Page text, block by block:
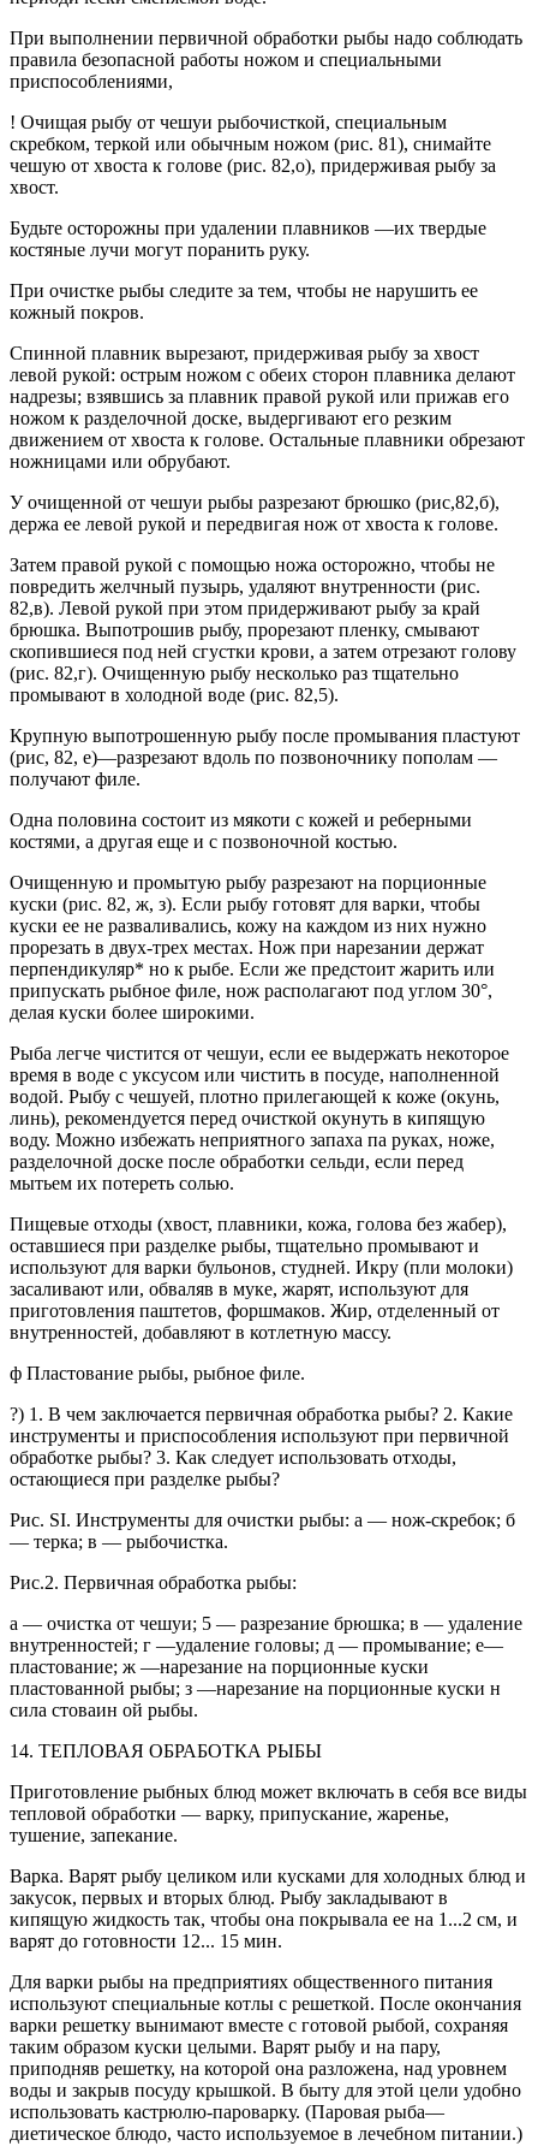
При выполнении первичной обработки рыбы надо соблюдать
правила безопасной работы ножом и специальными
приспособлениями,
! Очищая рыбу от чешуи рыбочисткой, специальным
скребком, теркой или обычным ножом (рис. 81), снимайте
чешую от хвоста к голове (рис. 82,о), придерживая рыбу за
хвост.
Будьте осторожны при удалении плавников —их твердые
костяные лучи могут поранить руку.
При очистке рыбы следите за тем, чтобы не нарушить ее
кожный покров.
Спинной плавник вырезают, придерживая рыбу за хвост
левой рукой: острым ножом с обеих сторон плавника делают
надрезы; взявшись за плавник правой рукой или прижав его
ножом к разделочной доске, выдергивают его резким
движением от хвоста к голове. Остальные плавники обрезают
ножницами или обрубают.
У очищенной от чешуи рыбы разрезают брюшко (рис,82,б),
держа ее левой рукой и передвигая нож от хвоста к голове.
Затем правой рукой с помощью ножа осторожно, чтобы не
повредить желчный пузырь, удаляют внутренности (рис.
82,в). Левой рукой при этом придерживают рыбу за край
брюшка. Выпотрошив рыбу, прорезают пленку, смывают
скопившиеся под ней сгустки крови, а затем отрезают голову
(рис. 82,г). Очищенную рыбу несколько раз тщательно
промывают в холодной воде (рис. 82,5).
Крупную выпотрошенную рыбу после промывания пластуют
(рис, 82, е)—разрезают вдоль по позвоночнику пополам —
получают филе.
Одна половина состоит из мякоти с кожей и реберными
костями, а другая еще и с позвоночной костью.
Очищенную и промытую рыбу разрезают на порционные
куски (рис. 82, ж, з). Если рыбу готовят для варки, чтобы
куски ее не разваливались, кожу на каждом из них нужно
прорезать в двух-трех местах. Нож при нарезании держат
перпендикуляр* но к рыбе. Если же предстоит жарить или
припускать рыбное филе, нож располагают под углом 30°,
делая куски более широкими.
Рыба легче чистится от чешуи, если ее выдержать некоторое
время в воде с уксусом или чистить в посуде, наполненной
водой. Рыбу с чешуей, плотно прилегающей к коже (окунь,
линь), рекомендуется перед очисткой окунуть в кипящую
воду. Можно избежать неприятного запаха па руках, ноже,
разделочной доске после обработки сельди, если перед
мытьем их потереть солью.
Пищевые отходы (хвост, плавники, кожа, голова без жабер),
оставшиеся при разделке рыбы, тщательно промывают и
используют для варки бульонов, студней. Икру (пли молоки)
засаливают или, обваляв в муке, жарят, используют для
приготовления паштетов, форшмаков. Жир, отделенный от
внутренностей, добавляют в котлетную массу.
ф Пластование рыбы, рыбное филе.
?) 1. В чем заключается первичная обработка рыбы? 2. Какие
инструменты и приспособления используют при первичной
обработке рыбы? 3. Как следует использовать отходы,
остающиеся при разделке рыбы?
Рис. SI. Инструменты для очистки рыбы: а — нож-скребок; б
— терка; в — рыбочистка.
Рис.2. Первичная обработка рыбы:
а — очистка от чешуи; 5 — разрезание брюшка; в — удаление
внутренностей; г —удаление головы; д — промывание; е—
пластование; ж —нарезание на порционные куски
пластованной рыбы; з —нарезание на порционные куски н
сила стоваин ой рыбы.
14. ТЕПЛОВАЯ ОБРАБОТКА РЫБЫ
Приготовление рыбных блюд может включать в себя все виды
тепловой обработки — варку, припускание, жаренье,
тушение, запекание.
Варка. Варят рыбу целиком или кусками для холодных блюд и
закусок, первых и вторых блюд. Рыбу закладывают в
кипящую жидкость так, чтобы она покрывала ее на 1...2 см, и
варят до готовности 12... 15 мин.
Для варки рыбы на предприятиях общественного питания
используют специальные котлы с решеткой. После окончания
варки решетку вынимают вместе с готовой рыбой, сохраняя
таким образом куски целыми. Варят рыбу и на пару,
приподняв решетку, на которой она разложена, над уровнем
воды и закрыв посуду крышкой. В быту для этой цели удобно
использовать кастрюлю-пароварку. (Паровая рыба—
диетическое блюдо, часто используемое в лечебном питании.)